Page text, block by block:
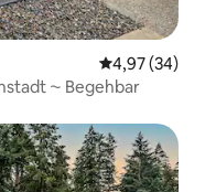
4,97 (34)
⁓ Begehbar